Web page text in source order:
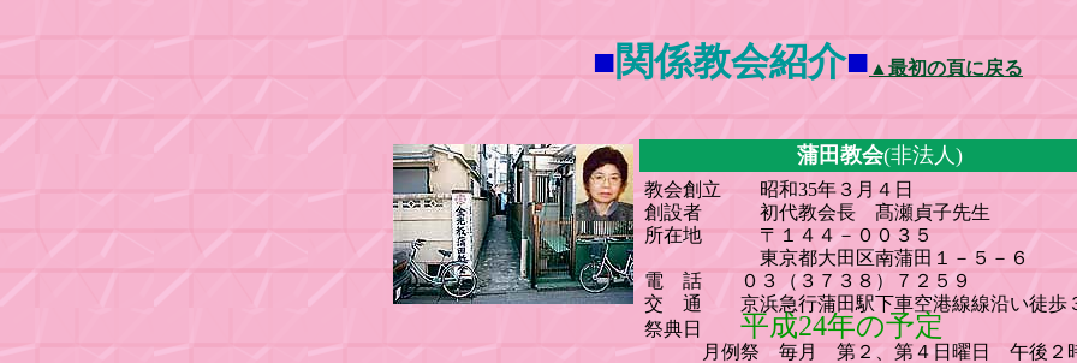
■関係教会紹介■ ▲最初の頁に戻る
蒲田教会(非法人)
教会創立 昭和35年３月４日
創設者 初代教会長 髙瀬貞子先生
所在地 〒１４４－００３５
東京都大田区南蒲田１－５－６
電 話 ０３（３７３８）７２５９
交 通 京浜急行蒲田駅下車空港線線沿い徒歩
祭典日 平成24年の予定
月例祭 毎月 第２、第４日曜日 午後２